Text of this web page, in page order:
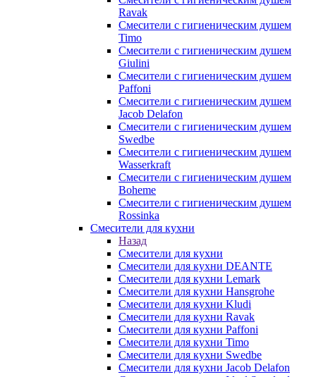
Ravak
Смесители с гигиеническим душем
Timo
Смесители с гигиеническим душем
Giulini
Смесители с гигиеническим душем
Paffoni
Смесители с гигиеническим душем
Jacob Delafon
Смесители с гигиеническим душем
Swedbe
Смесители с гигиеническим душем
Wasserkraft
Смесители с гигиеническим душем
Boheme
Смесители с гигиеническим душем
Rossinka
Смесители для кухни
Назад
Смесители для кухни
Смесители для кухни DEANTE
Смесители для кухни Lemark
Смесители для кухни Hansgrohe
Смесители для кухни Kludi
Смесители для кухни Ravak
Смесители для кухни Paffoni
Смесители для кухни Timo
Смесители для кухни Swedbe
Смесители для кухни Jacob Delafon